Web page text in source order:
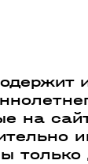
и
Sandi,
на